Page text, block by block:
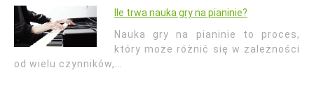
Ile trwa nauka gry na pianinie?
Nauka gry na pianinie to proces,
który może różnić się w zależności
od wielu czynników,…